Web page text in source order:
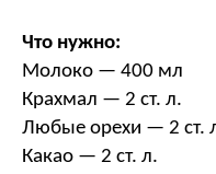
Что нужно:
Молоко — 400 мл
Крахмал — 2 ст. л.
Любые орехи — 2 ст.
Какао — 2 ст. л.